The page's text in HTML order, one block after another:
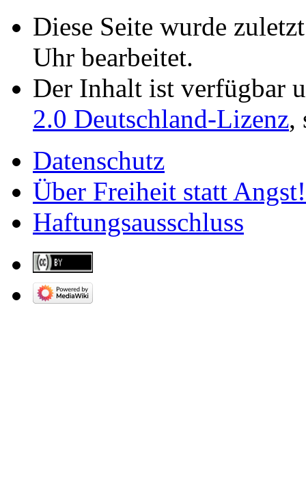
Diese Seite wurde
Uhr bearbeitet.
Der Inhalt ist verfügbar
2.0 Deutschland-Lizenz,
Datenschutz
Über Freiheit statt Angst!
Haftungsausschluss